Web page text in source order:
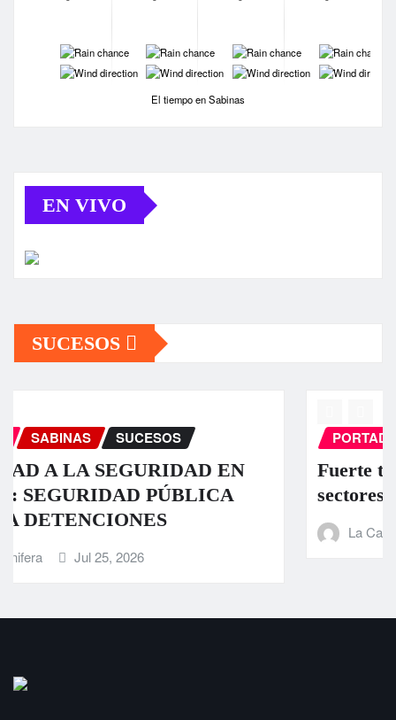
-
-
-
-
-
-
-
-
El tiempo en Sabinas
EN VIVO
SUCESOS
PORTADA SABINAS
Fuerte tromba causa daños en algunos
sectores de Sabinas
La Carbonifera